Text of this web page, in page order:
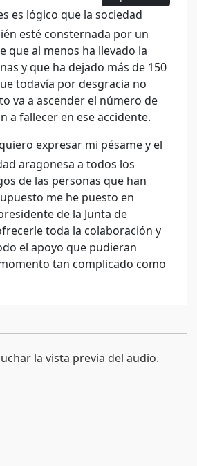
es lógico que la sociedad
esté consternada por un
que al menos ha llevado la
y que ha dejado más de 150
todavía por desgracia no
va a ascender el número de
a fallecer en ese accidente.
expresar mi pésame y el
aragonesa a todos los
de las personas que han
me he puesto en
de la Junta de
toda la colaboración y
el apoyo que pudieran
tan complicado como